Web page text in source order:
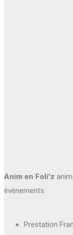
Anim en Foli'z
évènements.
Prestation